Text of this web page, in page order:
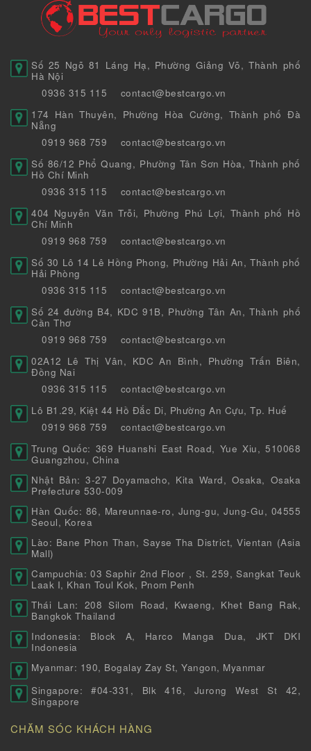
Số 25 Ngõ 81 Láng Hạ, Phường Giảng Võ, Thành phố
Hà Nội
0936 315 115
contact@bestcargo.vn
174 Hàn Thuyên, Phường Hòa Cường, Thành phố Đà
Nẵng
0919 968 759
contact@bestcargo.vn
Số 86/12 Phổ Quang, Phường Tân Sơn Hòa, Thành phố
Hồ Chí Minh
0936 315 115
contact@bestcargo.vn
404 Nguyễn Văn Trỗi, Phường Phú Lợi, Thành phố Hồ
Chí Minh
0919 968 759
contact@bestcargo.vn
Số 30 Lô 14 Lê Hồng Phong, Phường Hải An, Thành phố
Hải Phòng
0936 315 115
contact@bestcargo.vn
Số 24 đường B4, KDC 91B, Phường Tân An, Thành phố
Cần Thơ
0919 968 759
contact@bestcargo.vn
02A12 Lê Thị Vân, KDC An Bình, Phường Trấn Biên,
Đồng Nai
0936 315 115
contact@bestcargo.vn
Lô B1.29, Kiệt 44 Hồ Đắc Di, Phường An Cựu, Tp. Huế
0919 968 759
contact@bestcargo.vn
Trung Quốc: 369 Huanshi East Road, Yue Xiu, 510068
Guangzhou, China
Nhật Bản: 3-27 Doyamacho, Kita Ward, Osaka, Osaka
Prefecture 530-009
Hàn Quốc: 86, Mareunnae-ro, Jung-gu, Jung-Gu, 04555
Seoul, Korea
Lào: Bane Phon Than, Sayse Tha District, Vientan (Asia
Mall)
Campuchia: 03 Saphir 2nd Floor , St. 259, Sangkat Teuk
Laak I, Khan Toul Kok, Pnom Penh
Thái Lan: 208 Silom Road, Kwaeng, Khet Bang Rak,
Bangkok Thailand
Indonesia: Block A, Harco Manga Dua, JKT DKI
Indonesia
Myanmar: 190, Bogalay Zay St, Yangon, Myanmar
Singapore: #04-331, Blk 416, Jurong West St 42,
Singapore
CHĂM SÓC KHÁCH HÀNG